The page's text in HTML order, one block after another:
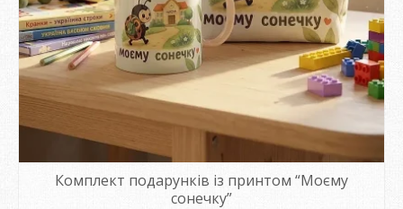
Комплект подарунків із принтом “Моєму
сонечку”